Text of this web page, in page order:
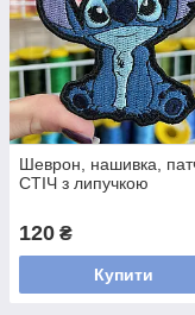
Шеврон, нашивка,
СТІЧ з липучкою
120 ₴
Купити